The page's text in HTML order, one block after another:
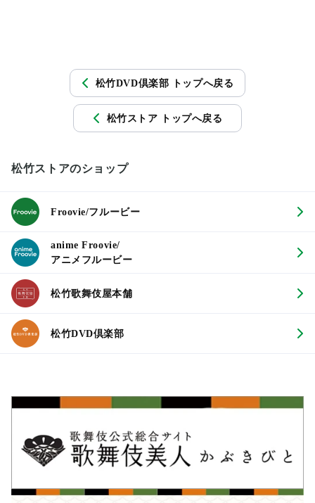
松竹DVD倶楽部 トップへ戻る
松竹ストア トップへ戻る
松竹ストアのショップ
Froovie/フルービー
anime Froovie/
アニメフルービー
松竹歌舞伎屋本舗
松竹DVD倶楽部